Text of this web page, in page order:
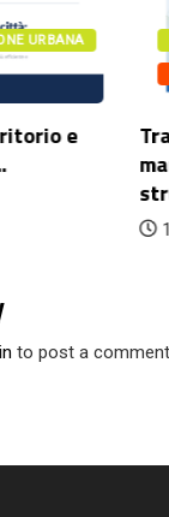
URBANA
e
to post a